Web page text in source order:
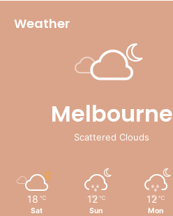
Weather
Melbourne
Scattered Clouds
18 ℃
Sat
12 ℃
Sun
12 ℃
Mon